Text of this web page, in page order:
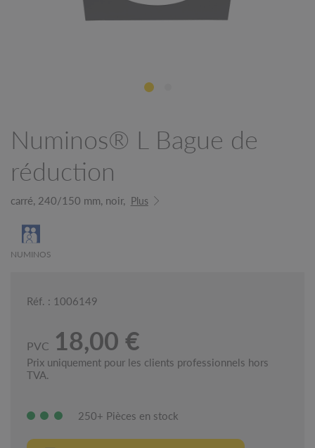
Numinos® L Bague de
réduction
carré, 240/150 mm, noir, Plus
NUMINOS
Réf. : 1006149
PVC 18,00 €
Prix uniquement pour les clients professionnels hors
TVA.
250+ Pièces en stock